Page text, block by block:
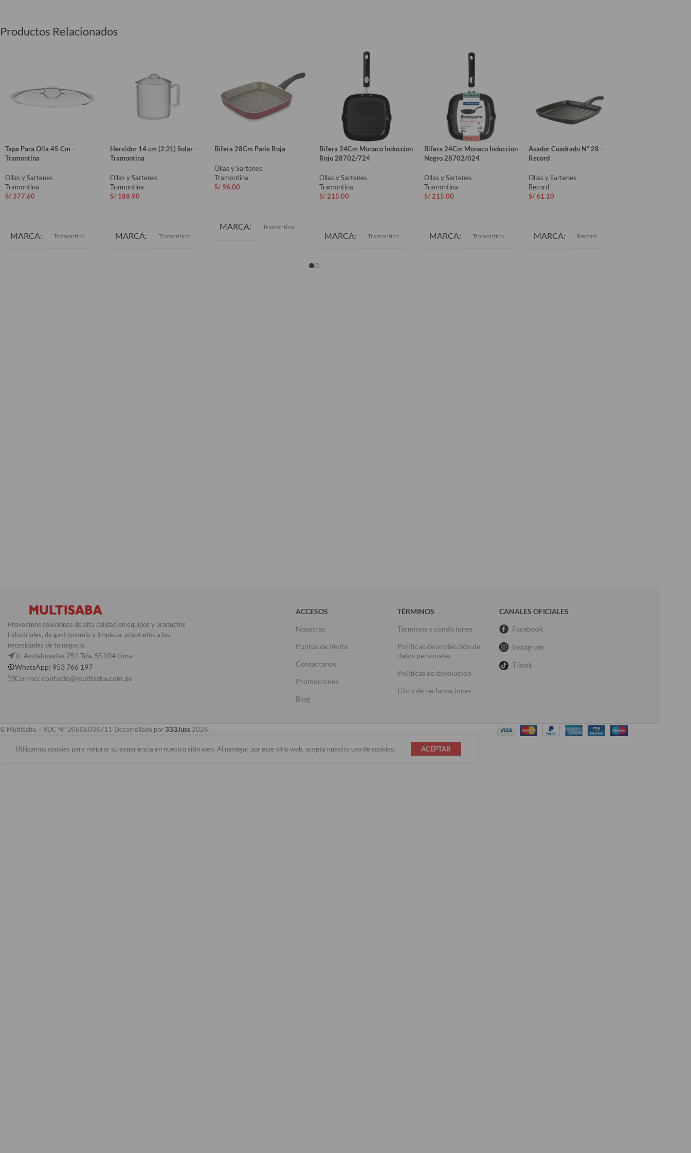
Productos Relacionados
Tapa Para Olla 45 Cm –
Tramontina
Ollas y Sartenes
Tramontina
S/ 377.60
MARCA Tramontina
Hervidor 14 cm (2.2L) Solar –
Tramontina
Ollas y Sartenes
Tramontina
S/188.90
MARCA Tramontina
Bifera 28Cm Paris Roja
Ollas y Sartenes
Tramontina
S/ 96.00
MARCA Tramontina
Bifera 24Cm Monaco Induccion
Rojo 28702/724
Ollas y Sartenes
Tramontina
S/215.00
MARCA Tramontina
Bifera 24Cm Monaco Induccion
Negro 28702/024
Ollas y Sartenes
Tramontina
S/215.00
MARCA Tramontina
Asador Cuadrado Nº 28 –
Record
Ollas y Sartenes
Record
S/61.10
MARCA Record
Proveemos soluciones de alta calidad en equipos y productos
industriales, de gastronomía y limpieza, adaptados a las
necesidades de tu negocio.
Jr. Andahuaylas 251 Tda. SS 104 Lima
WhatsApp: 953 766 197
Correo: contacto@multisaba.com.pe
ACCESOS
Nosotros
Puntos de Venta
Contactanos
Promociones
Blog
TÉRMINOS
Términos y condiciones
Políticas de protección de
datos personales
Políticas de devolución
Libro de reclamaciones
CANALES OFICIALES
Facebook
Instagram
Tiktok
© Multisaba. - RUC N° 20606036711 Desarrollado por 333Juss 2026.
Utilizamos cookies para mejorar su experiencia en nuestro sitio web. Al navegar por este sitio web, acepta nuestro uso de cookies. ACEPTAR